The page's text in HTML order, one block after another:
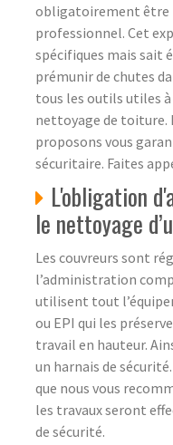
obligatoirement être
professionnel. Cet
spécifiques mais sait
prémunir de chutes
tous les outils utiles
nettoyage de toiture.
proposons vous
sécuritaire. Faites
L'obligation
le nettoyage
Les couvreurs sont
l’administration
utilisent tout
ou EPI qui les
travail en hauteur.
un harnais de
que nous vous
les travaux seront
de sécurité.